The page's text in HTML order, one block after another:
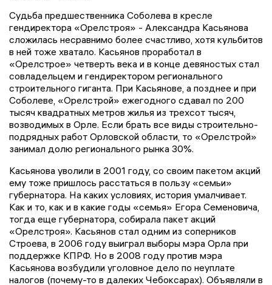
Судьба предшественника Соболева в кресле
гендиректора «Орелстроя» - Александра Касьянова
сложилась несравнимо более счастливо, хотя кульбитов
в ней тоже хватало. Касьянов проработал в
«Орелстрое» четверть века и в конце девяностых стал
совладельцем и гендиректором регионального
строительного гиганта. При Касьянове, а позднее и при
Соболеве, «Орелстрой» ежегодного сдавал по 200
тысяч квадратных метров жилья из трехсот тысяч,
возводимых в Орле. Если брать все виды строительно-
подрядных работ Орловской области, то «Орелстрой»
занимал долю регионального рынка 30%.
Касьянова уволили в 2001 году, со своим пакетом акций
ему тоже пришлось расстаться в пользу «семьи»
губернатора. На каких условиях, история умалчивает.
Как и то, как и в какие годы «семья» Егора Семеновича,
тогда еще губернатора, собирала пакет акций
«Орелстроя». Касьянов стал одним из соперников
Строева, в 2006 году выиграл выборы мэра Орла при
поддержке КПРФ. Но в 2008 году против мэра
Касьянова возбудили уголовное дело по неуплате
налогов (почему-то в далеких Чебоксарах). Объявляли в